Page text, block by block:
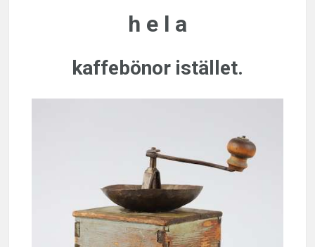
h e l a
kaffebönor istället.